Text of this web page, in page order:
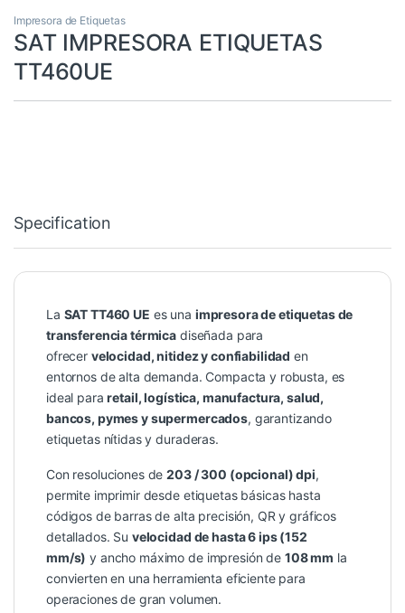
Impresora de Etiquetas
SAT IMPRESORA ETIQUETAS
TT460UE
Specification
La SAT TT460 UE es una impresora de etiquetas de
transferencia térmica diseñada para
ofrecer velocidad, nitidez y confiabilidad en
entornos de alta demanda. Compacta y robusta, es
ideal pararetail, logística, manufactura, salud,
bancos, pymes y supermercados, garantizando
etiquetas nítidas y duraderas.
Con resoluciones de203 / 300 (opcional) dpi,
permite imprimir desde etiquetas básicas hasta
códigos de barras de alta precisión, QR y gráficos
detallados. Su velocidad de hasta 6 ips (152
mm/s) y ancho máximo de impresión de 108 mm la
convierten en una herramienta eficiente para
operaciones de gran volumen.